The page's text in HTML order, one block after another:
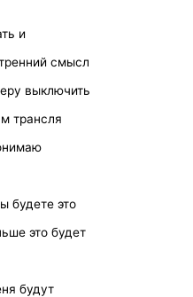
и
смысл
выключить
трансля
будете это
это будет
будут